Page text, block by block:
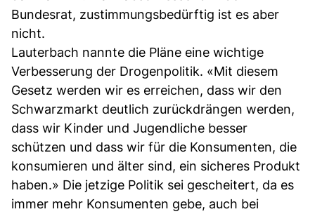
Bundesrat, zustimmungsbedürftig ist es aber
nicht.
Lauterbach nannte die Pläne eine wichtige
Verbesserung der Drogenpolitik. «Mit diesem
Gesetz werden wir es erreichen, dass wir den
Schwarzmarkt deutlich zurückdrängen werden,
dass wir Kinder und Jugendliche besser
schützen und dass wir für die Konsumenten, die
konsumieren und älter sind, ein sicheres Produkt
haben.» Die jetzige Politik sei gescheitert, da es
immer mehr Konsumenten gebe, auch bei